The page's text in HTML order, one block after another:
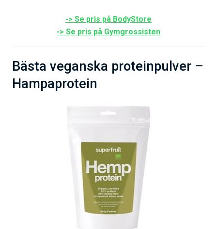
-> Se pris på BodyStore
-> Se pris på Gymgrossisten
Bästa veganska proteinpulver –
Hampaprotein